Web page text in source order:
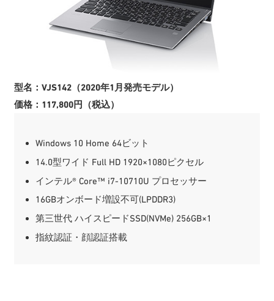
型名：VJS142（2020年1月発売モデル）
価格：117,800円（税込）
Windows 10 Home 64ビット
14.0型ワイド Full HD 1920×1080ピクセル
インテル® Core™ i7-10710U プロセッサー
16GBオンボード増設不可(LPDDR3)
第三世代 ハイスピードSSD(NVMe) 256GB×1
指紋認証・顔認証搭載